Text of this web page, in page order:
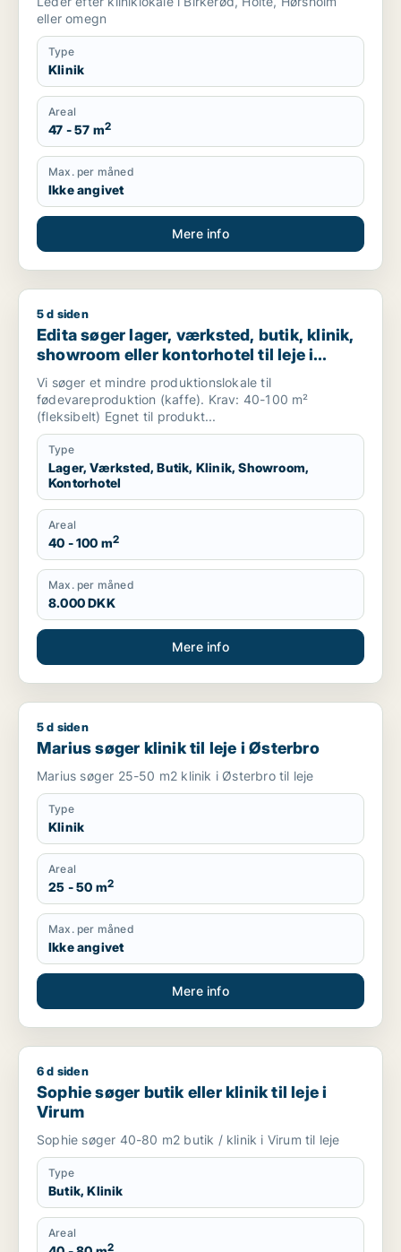
eller omegn
Type
Klinik
Areal
47 - 57 m2
Max. per måned
Ikke angivet
Mere info
Edita søger lager, værksted, butik, klinik, showroom eller
5 d siden
Edita søger lager, værksted, butik, klinik,
showroom eller kontorhotel til leje i
Amager, København SV eller Valby m.fl.
Vi søger et mindre produktionslokale til
fødevareproduktion (kaffe). Krav: 40-100 m²
(fleksibelt) Egnet til produkt...
Type
Lager, Værksted, Butik, Klinik, Showroom,
Kontorhotel
Areal
40 - 100 m2
Max. per måned
8.000 DKK
Mere info
Marius søger klinik til leje i Østerbro
5 d siden
Marius søger klinik til leje i Østerbro
Marius søger 25-50 m2 klinik i Østerbro til leje
Type
Klinik
Areal
25 - 50 m2
Max. per måned
Ikke angivet
Mere info
Sophie søger butik eller klinik til leje i Virum
6 d siden
Sophie søger butik eller klinik til leje i
Virum
Sophie søger 40-80 m2 butik / klinik i Virum til leje
Type
Butik, Klinik
Areal
2